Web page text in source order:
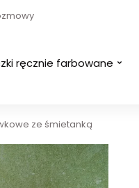
ręcznie farbowane
ze śmietanką